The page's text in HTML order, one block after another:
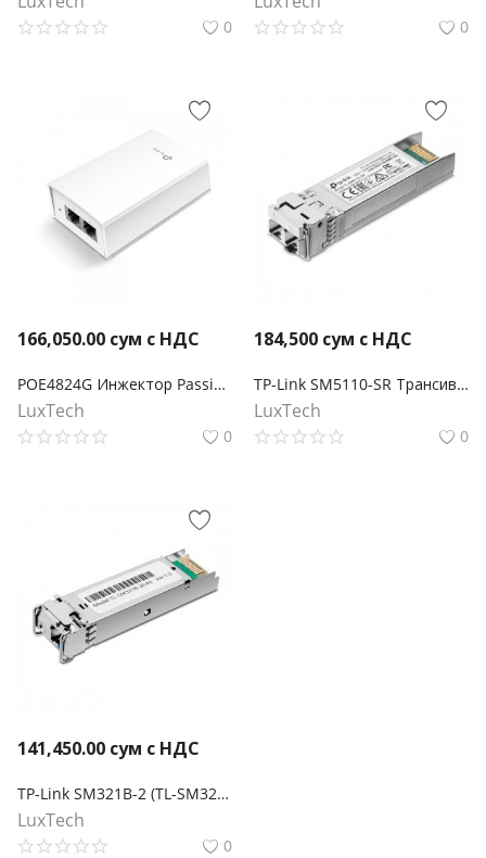
0 0
166,050.00 сум с НДС
POE4824G Инжектор Passive PoE 48 В
LuxTech
0
184,500 сум с НДС
TP-Link SM5110-SR Трансивер 10GBase-SR SFP+ LC
LuxTech
0
141,450.00 сум с НДС
TP-Link SM321B-2 (TL-SM321B-2) Двунаправленный SFP‑модуль WDM 1000Base-BX
LuxTech
0